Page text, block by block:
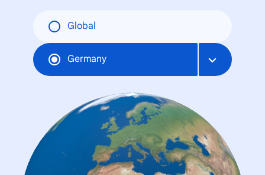
Global
Germany